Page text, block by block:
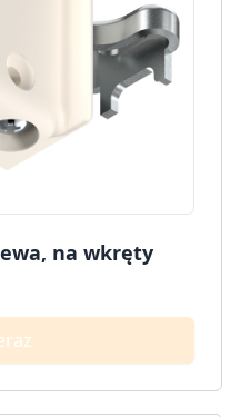
na wkręty